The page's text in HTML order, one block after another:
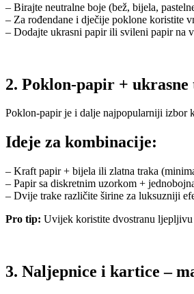
– Birajte neutralne boje (bež, bijela,
– Za rođendane i dječije poklone koristite
– Dodajte ukrasni papir ili svileni papir na
2. Poklon-papir +
Poklon‑papir je i dalje najpopularniji izbor
Ideje za kombinacije:
– Kraft papir + bijela ili zlatna traka
– Papir sa diskretnim uzorkom +
– Dvije trake različite širine za luksuzniji
Pro tip: Uvijek koristite dvostranu
3. Naljepnice i kartice –